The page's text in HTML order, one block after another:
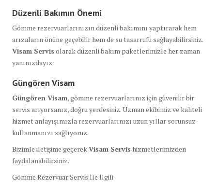
Düzenli Bakımın Önemi
Gömme rezervuarlarınızın düzenli bakımını yaptırarak hem
arızaların önüne geçebilir hem de su tasarrufu sağlayabilirsiniz.
Visam Servis olarak düzenli bakım paketlerimizle her zaman
yanınızdayız.
Güngören Visam
Güngören Visam, gömme rezervuarlarınız için güvenilir bir
servis arıyorsanız, doğru yerdesiniz. Uzman ekibimiz ve kaliteli
hizmet anlayışımızla rezervuarlarınızı uzun yıllar sorunsuz
kullanmanızı sağlıyoruz.
Bizimle iletişime geçerekVisam Servis hizmetlerimizden
faydalanabilirsiniz.
Gömme Rezervuar Servis İle İlgili